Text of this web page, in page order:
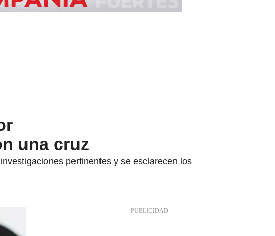
una cruz
pertinentes y se esclarecen los